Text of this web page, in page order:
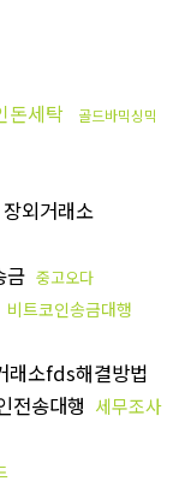
돈세탁
골드바믹싱믹
장외거래소
금 중고오다
비트코인송금대행
래소fds해결방법
전송대행 세무조사